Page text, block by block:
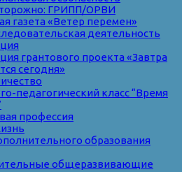
ГРИПП/ОРВИ
газета «Ветер перемен»
деятельность
грантового проекта «Завтра
сегодня»
педагогический класс “Время
профессия
образования
общеразвивающие